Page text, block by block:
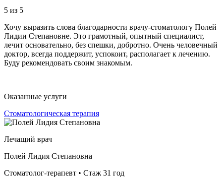
5 из 5
Хочу выразить слова благодарности врачу-стоматологу Полей
Лидии Степановне. Это грамотный, опытный специалист,
лечит основательно, без спешки, добротно. Очень человечный
доктор, всегда поддержит, успокоит, располагает к лечению.
Буду рекомендовать своим знакомым.
Оказанные услуги
Стоматологическая терапия
Лечащий врач
Полей Лидия Степановна
Стоматолог-терапевт • Стаж 31 год